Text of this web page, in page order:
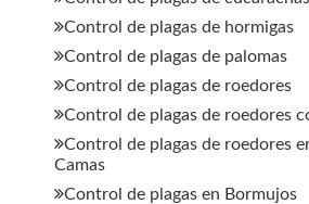
Control de plagas de hormigas
Control de plagas de palomas
Control de plagas de roedores
Control de plagas de roedores
Control de plagas de roedores
Camas
Control de plagas en Bormujos